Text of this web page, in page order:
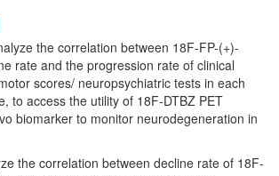
the correlation between 18F-FP-(+)-
rate and the progression rate of clinical
scores/ neuropsychiatric tests in each
to access the utility of 18F-DTBZ PET
biomarker to monitor neurodegeneration in
the correlation between decline rate of 18F-